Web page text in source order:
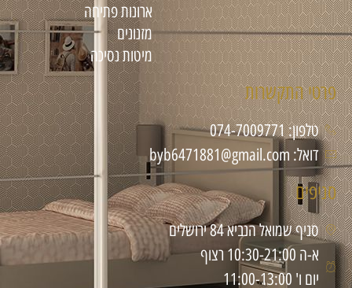
ארונות פתיחה
מזנונים
מיטות נסיכה
פרטי התקשרות
טלפון: 074-7009771
דואל: byb6471881@gmail.com
סניפים
סניף שמואל הנביא 84 ירושלים
א-ה 10:30-21:00 רצוף
יום ו' 11:00-13:00